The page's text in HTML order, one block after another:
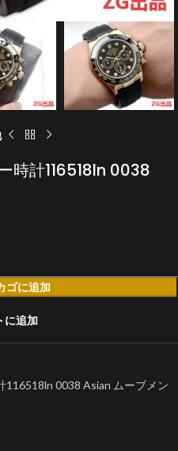
時計116518ln 0038
ゴに追加
に追加
116518ln 0038 Asian ムーブメン